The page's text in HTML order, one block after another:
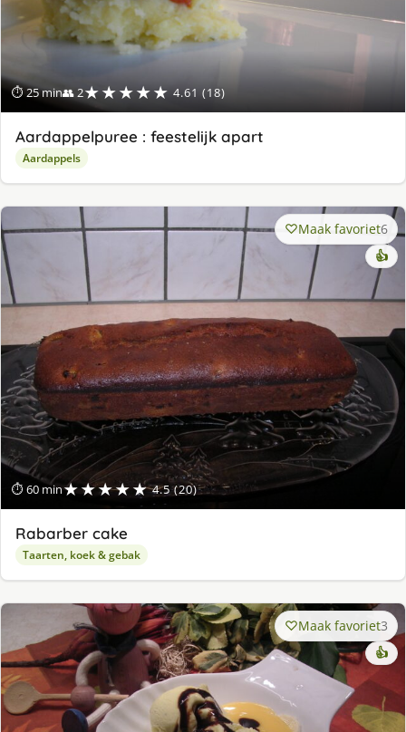
⏱ 25 min👥 2★★★★★ 4.61 (18)
Aardappelpuree : feestelijk apart
Aardappels
⏱ 60 min★★★★★ 4.5 (20)
Maak favoriet6
👍
Rabarber cake
Taarten, koek & gebak
Maak favoriet3
👍